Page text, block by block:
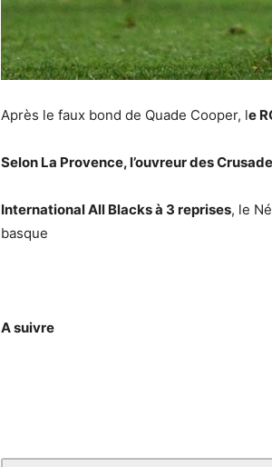
Après le faux bond de Quade Cooper, le
Selon La Provence, l’ouvreur des
International All Blacks à 3 reprises, le
basque
A suivre